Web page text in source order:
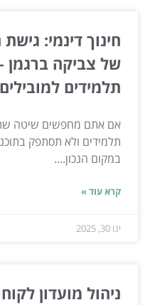
חינוך דינמי:
של צביקה ברגמן
תלמידים
אם אתם מחפשים שיטה
תלמידים ולא תסתפק
במקום הנכון....
קרא עוד »
ינו 30, 2025
ניהול מועדון